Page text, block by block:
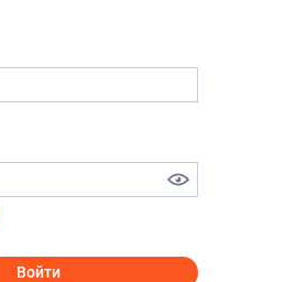
Войти